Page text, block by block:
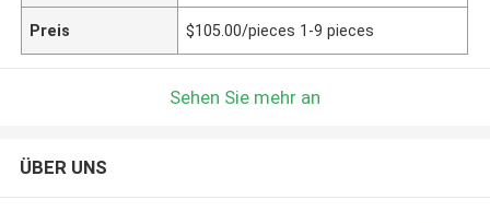
Preis $105.00/pieces 1-9 pieces
Sehen Sie mehr an
ÜBER UNS